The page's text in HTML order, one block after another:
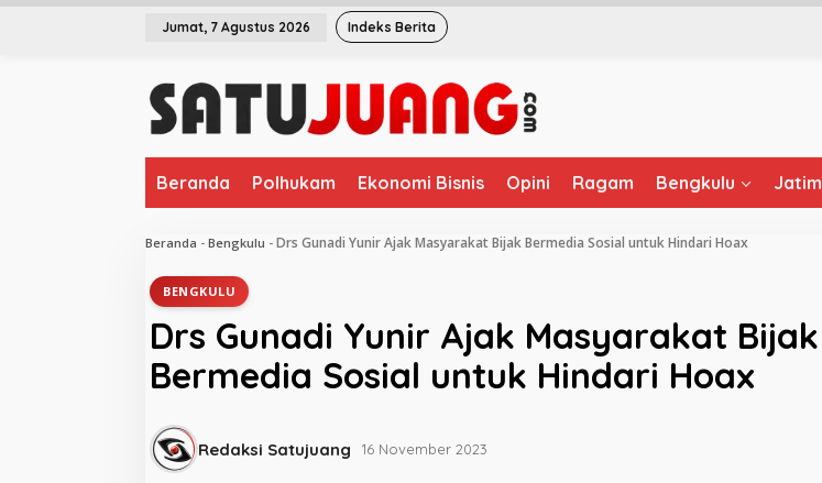
L
Jumat, 7 Agustus 2026 Indeks Berita
Beranda Polhukam Ekonomi Bisnis Opini Ragam Bengkulu Jatim
Beranda - Bengkulu - Drs Gunadi Yunir Ajak Masyarakat Bijak Bermedia Sosial untuk Hindari Hoax
BENGKULU
Drs Gunadi Yunir Ajak Masyarakat Bijak
Bermedia Sosial untuk Hindari Hoax
Redaksi Satujuang 16 November 2023